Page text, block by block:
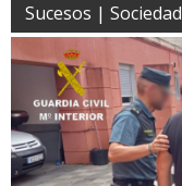
Sucesos | Sociedad